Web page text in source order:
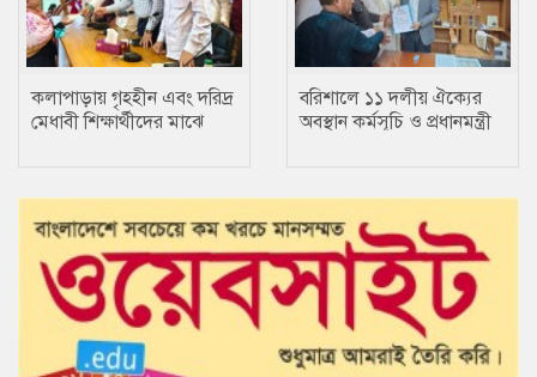
কলাপাড়ায় গৃহহীন এবং দরিদ্র
মেধাবী শিক্ষার্থীদের মাঝে
বরিশালে ১১ দলীয় ঐক্যের
অবস্থান কর্মসূচি ও প্রধানমন্ত্রী